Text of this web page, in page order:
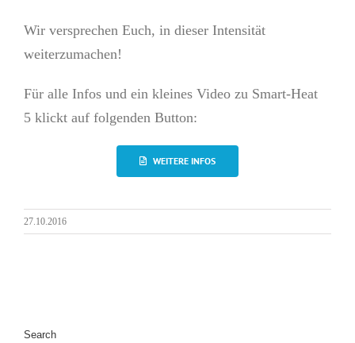
Wir versprechen Euch, in dieser Intensität
weiterzumachen!
Für alle Infos und ein kleines Video zu Smart-Heat
5 klickt auf folgenden Button:
WEITERE INFOS
27.10.2016
Search